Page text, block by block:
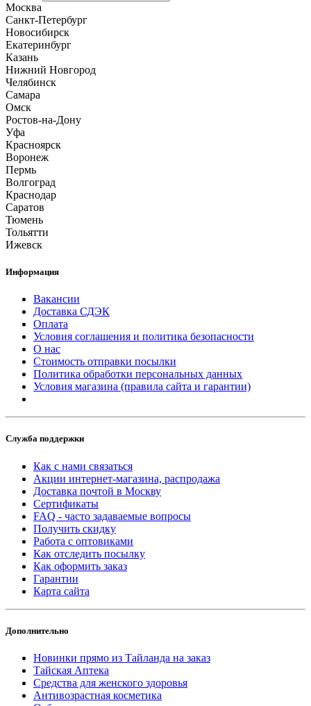
Москва
Санкт-Петербург
Новосибирск
Екатеринбург
Казань
Нижний Новгород
Челябинск
Самара
Омск
Ростов-на-Дону
Уфа
Красноярск
Воронеж
Пермь
Волгоград
Краснодар
Саратов
Тюмень
Тольятти
Ижевск
Информация
Вакансии
Доставка СДЭК
Оплата
Условия соглашения и политика безопасности
О нас
Стоимость отправки посылки
Политика обработки персональных данных
Условия магазина (правила сайта и гарантии)
Служба поддержки
Как с нами связаться
Акции интернет-магазина, распродажа
Доставка почтой в Москву
Сертификаты
FAQ - часто задаваемые вопросы
Получить скидку
Работа с оптовиками
Как отследить посылку
Как оформить заказ
Гарантии
Карта сайта
Дополнительно
Новинки прямо из Тайланда на заказ
Тайская Аптека
Средства для женского здоровья
Антивозрастная косметика